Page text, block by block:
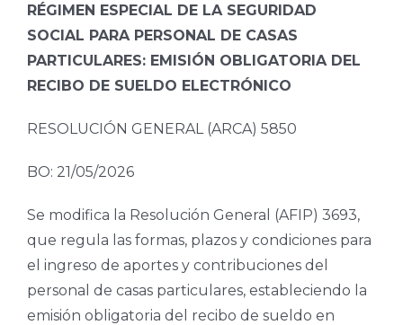
RÉGIMEN ESPECIAL DE LA SEGURIDAD
SOCIAL PARA PERSONAL DE CASAS
PARTICULARES: EMISIÓN OBLIGATORIA DEL
RECIBO DE SUELDO ELECTRÓNICO
RESOLUCIÓN GENERAL (ARCA) 5850
BO: 21/05/2026
Se modifica la Resolución General (AFIP) 3693,
que regula las formas, plazos y condiciones para
el ingreso de aportes y contribuciones del
personal de casas particulares, estableciendo la
emisión obligatoria del recibo de sueldo en